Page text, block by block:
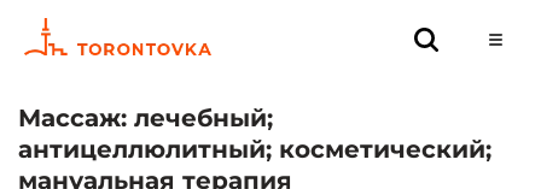
Массаж: лечебный;
антицеллюлитный; косметический;
мануальная терапия